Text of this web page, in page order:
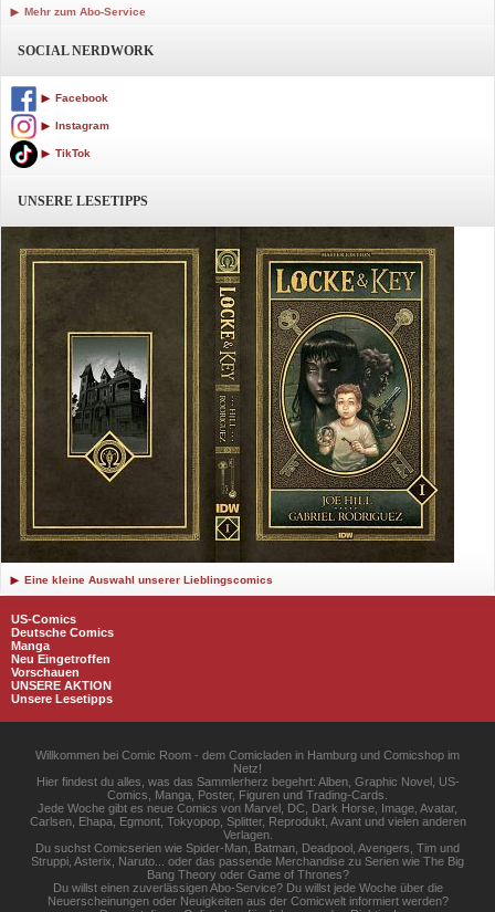
Mehr zum Abo-Service
SOCIAL NERDWORK
Facebook
Instagram
TikTok
UNSERE LESETIPPS
Eine kleine Auswahl unserer Lieblingscomics
US-Comics
Deutsche Comics
Manga
Neu Eingetroffen
Vorschauen
UNSERE AKTION
Unsere Lesetipps
Willkommen bei Comic Room - dem Comicladen in Hamburg und Comicshop im
Netz!
Hier findest du alles, was das Sammlerherz begehrt: Alben, Graphic Novel, US-
Comics, Manga, Poster, Figuren und Trading-Cards.
Jede Woche gibt es neue Comics von Marvel, DC, Dark Horse, Image, Avatar,
Carlsen, Ehapa, Egmont, Tokyopop, Splitter, Reprodukt, Avant und vielen anderen
Verlagen.
Du suchst Comicserien wie Spider-Man, Batman, Deadpool, Avengers, Tim und
Struppi, Asterix, Naruto... oder das passende Merchandise zu Serien wie The Big
Bang Theory oder Game of Thrones?
Du willst einen zuverlässigen Abo-Service? Du willst jede Woche über die
Neuerscheinungen oder Neuigkeiten aus der Comicwelt informiert werden?